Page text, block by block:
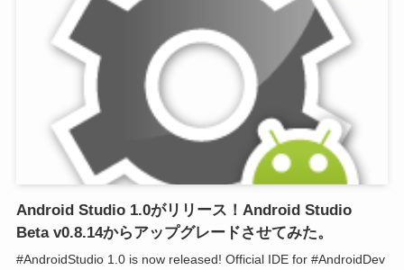
Android Studio 1.0がリリース！Android Studio
Beta v0.8.14からアップグレードさせてみた。
#AndroidStudio 1.0 is now released! Official IDE for #AndroidDev